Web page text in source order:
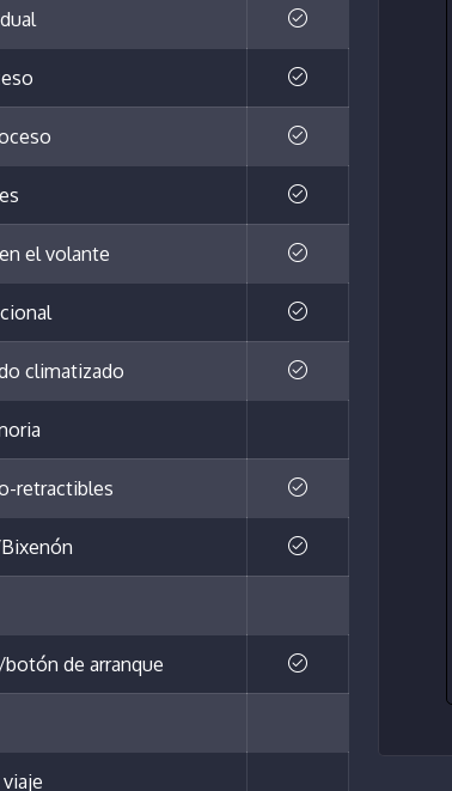
el volante
climatizado
retractibles
de arranque